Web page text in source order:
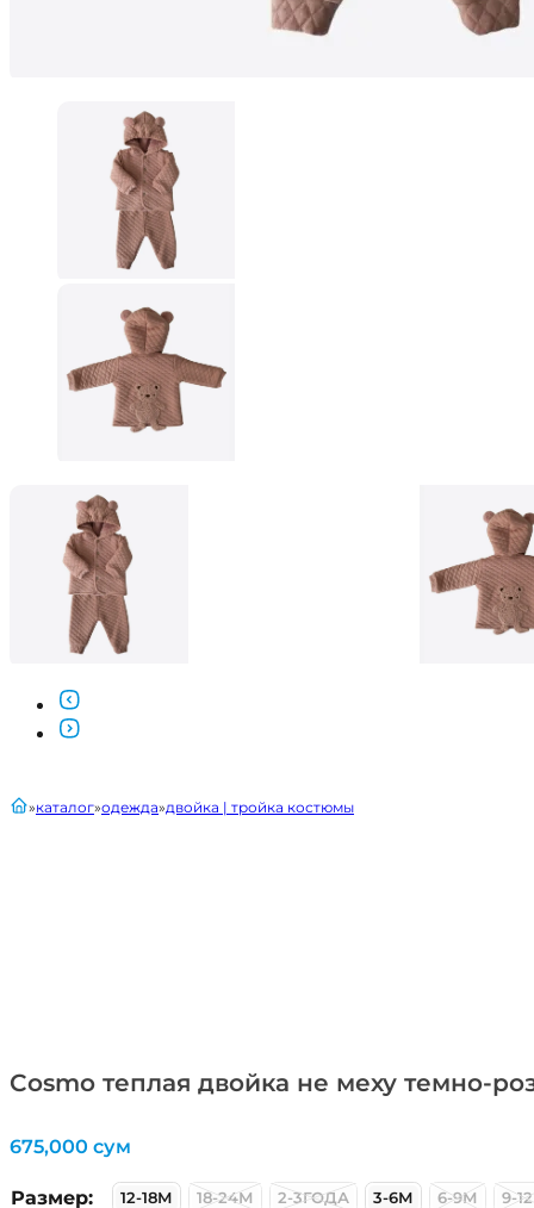
Cosmo теплая двойка не меху темно-
главнаякаталог одежда двойка | тройка костюмы
675,000 сум
Размер: 12-18М 18-24М 2-3ГОДА 3-6М 6-9М 9-